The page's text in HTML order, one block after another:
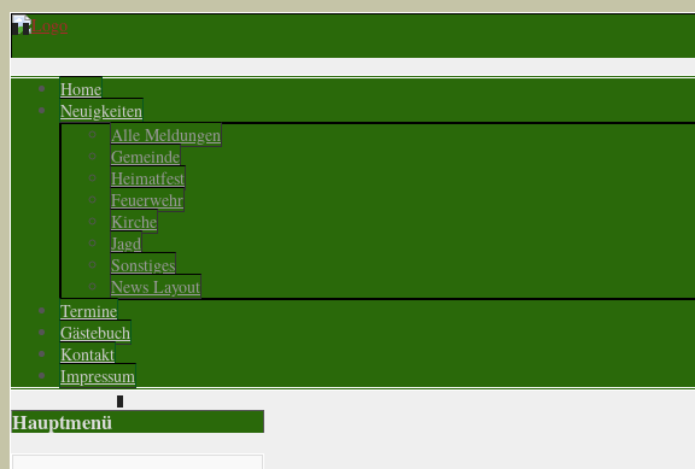
Home
Neuigkeiten
Alle Meldungen
Gemeinde
Heimatfest
Feuerwehr
Kirche
Jagd
Sonstiges
News Layout
Termine
Gästebuch
Kontakt
Impressum
Hauptmenü